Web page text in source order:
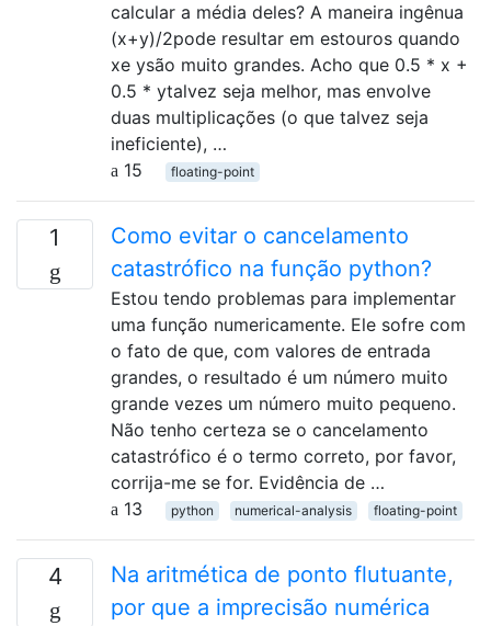
calcular a média deles? A maneira ingênua
(x+y)/2pode resultar em estouros quando
xe ysão muito grandes. Acho que 0.5 * x +
0.5 * ytalvez seja melhor, mas envolve
duas multiplicações (o que talvez seja
ineficiente), …
15
floating-point
1
Como evitar o cancelamento
catastrófico na função python?
Estou tendo problemas para implementar
uma função numericamente. Ele sofre com
o fato de que, com valores de entrada
grandes, o resultado é um número muito
grande vezes um número muito pequeno.
Não tenho certeza se o cancelamento
catastrófico é o termo correto, por favor,
corrija-me se for. Evidência de …
13
python numerical-analysis floating-point
4
Na aritmética de ponto flutuante,
por que a imprecisão numérica